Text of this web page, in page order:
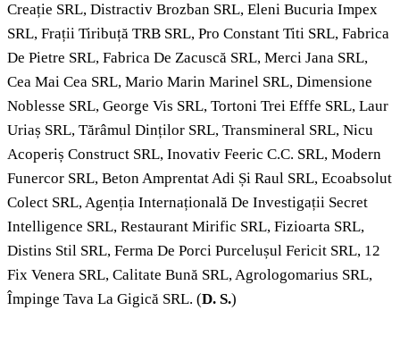
Creație SRL, Distractiv Brozban SRL, Eleni Bucuria Impex
SRL, Frații Tiribuță TRB SRL, Pro Constant Titi SRL, Fabrica
De Pietre SRL, Fabrica De Zacuscă SRL, Merci Jana SRL,
Cea Mai Cea SRL, Mario Marin Marinel SRL, Dimensione
Noblesse SRL, George Vis SRL, Tortoni Trei Efffe SRL, Laur
Uriaș SRL, Tărâmul Dinților SRL, Transmineral SRL, Nicu
Acoperiș Construct SRL, Inovativ Feeric C.C. SRL, Modern
Funercor SRL, Beton Amprentat Adi Și Raul SRL, Ecoabsolut
Colect SRL, Agenția Internațională De Investigații Secret
Intelligence SRL, Restaurant Mirific SRL, Fizioarta SRL,
Distins Stil SRL, Ferma De Porci Purcelușul Fericit SRL, 12
Fix Venera SRL, Calitate Bună SRL, Agrologomarius SRL,
Împinge Tava La Gigică SRL. (D. S.)